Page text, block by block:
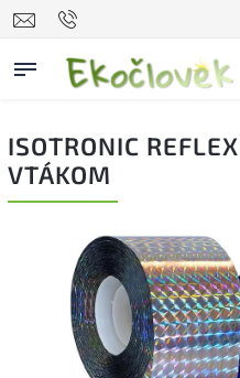
ISOTRONIC
VTÁKOM